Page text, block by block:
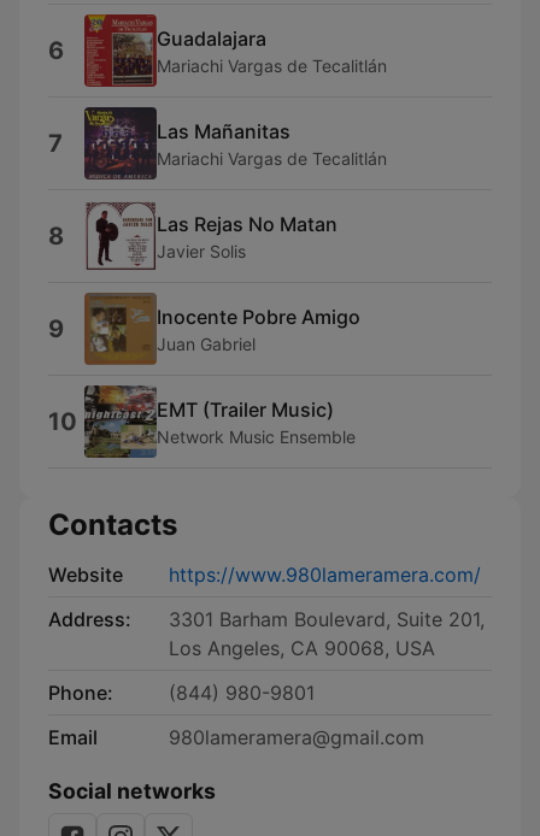
6 Guadalajara
Mariachi Vargas de Tecalitlán
7 Las Mañanitas
Mariachi Vargas de Tecalitlán
8 Las Rejas No Matan
Javier Solis
9 Inocente Pobre Amigo
Juan Gabriel
10 EMT (Trailer Music)
Network Music Ensemble
Contacts
Website
https://www.980lameramera.com/
Address:
3301 Barham Boulevard, Suite 201,
Los Angeles, CA 90068, USA
Phone:
(844) 980-9801
Email
980lameramera@gmail.com
Social networks